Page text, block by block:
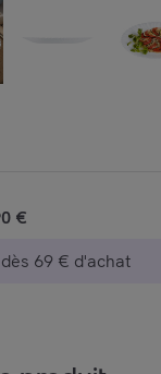
€
69 € d'achat